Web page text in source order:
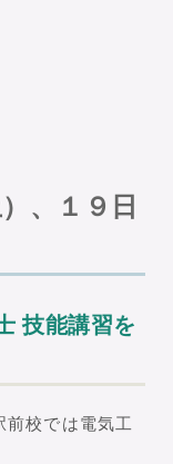
、１９日
技能講習を
前校では電気工